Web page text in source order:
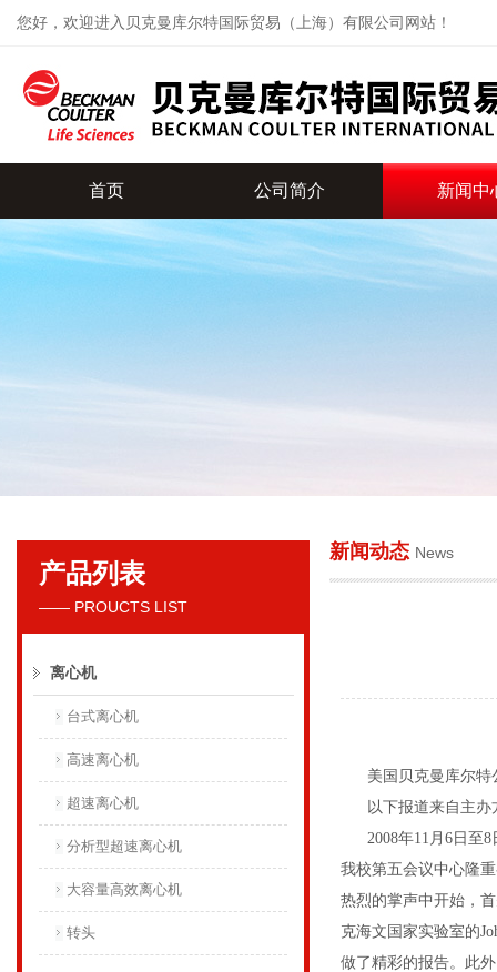
您好，欢迎进入贝克曼库尔特国际贸易（上海）有限公司网站！
贝克曼库尔特国际贸易（上海）有限公司
首页 公司简介 新闻中
产品列表
—— PROUCTS LIST
离心机
台式离心机
高速离心机
超速离心机
分析型超速离心机
大容量高效离心机
转头
新闻动态 News
美国贝克曼库尔特公
以下报道来自主办
2008年11月6日至8
我校第五会议中心隆
热烈的掌声中开始，
克海文国家实验室的
做了精彩的报告。此